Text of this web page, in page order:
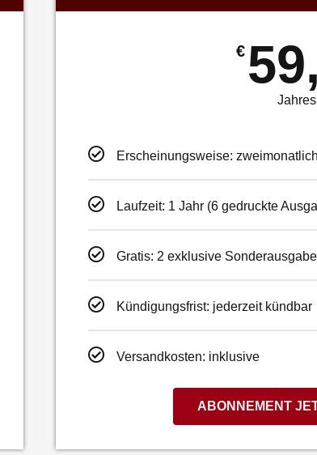
€
Erscheinungsweise: zweimonatlich
Laufzeit: 1 Jahr (6 gedruckte
Gratis: 2 exklusive
Kündigungsfrist: jederzeit kündbar
Versandkosten: inklusive
ABONNEMENT